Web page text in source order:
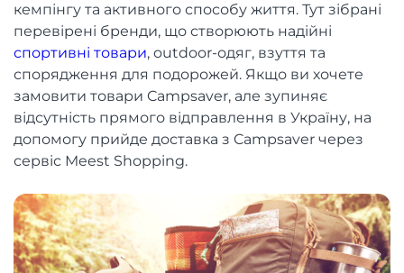
кемпінгу та активного способу життя. Тут зібрані
перевірені бренди, що створюють надійні
спортивні товари, outdoor-одяг, взуття та
спорядження для подорожей. Якщо ви хочете
замовити товари Campsaver, але зупиняє
відсутність прямого відправлення в Україну, на
допомогу прийде доставка з Campsaver через
сервіс Meest Shopping.